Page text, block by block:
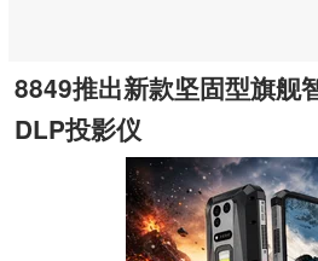
8849推出新款坚固型旗舰
DLP投影仪